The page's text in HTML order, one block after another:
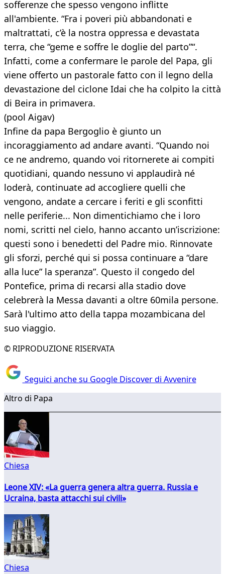
sofferenze che spesso vengono inflitte
all'ambiente. “Fra i poveri più abbandonati e
maltrattati, c’è la nostra oppressa e devastata
terra, che “geme e soffre le doglie del parto”“.
Infatti, come a confermare le parole del Papa, gli
viene offerto un pastorale fatto con il legno della
devastazione del ciclone Idai che ha colpito la città
di Beira in primavera.
(pool Aigav)
Infine da papa Bergoglio è giunto un
incoraggiamento ad andare avanti. “Quando noi
ce ne andremo, quando voi ritornerete ai compiti
quotidiani, quando nessuno vi applaudirà né
loderà, continuate ad accogliere quelli che
vengono, andate a cercare i feriti e gli sconfitti
nelle periferie... Non dimentichiamo che i loro
nomi, scritti nel cielo, hanno accanto un’iscrizione:
questi sono i benedetti del Padre mio. Rinnovate
gli sforzi, perché qui si possa continuare a “dare
alla luce” la speranza”. Questo il congedo del
Pontefice, prima di recarsi alla stadio dove
celebrerà la Messa davanti a oltre 60mila persone.
Sarà l'ultimo atto della tappa mozambicana del
suo viaggio.
© RIPRODUZIONE RISERVATA
Seguici anche su Google Discover di Avvenire
Altro di Papa
Chiesa
Leone XIV: «La guerra genera altra guerra. Russia e
Ucraina, basta attacchi sui civili»
Chiesa